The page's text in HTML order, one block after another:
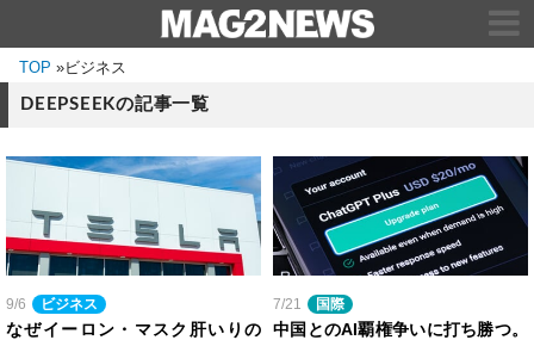
TOP »ビジネス
DEEPSEEKの記事一覧
9/6 ビジネス
なぜイーロン・マスク肝いりの
7/21 国際
中国とのAI覇権争いに打ち勝つ。